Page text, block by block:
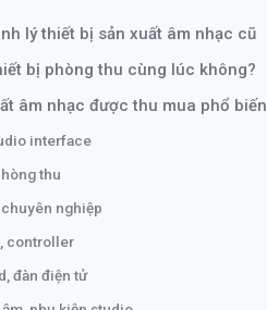
lý thiết bị sản xuất âm nhạc cũ
bị phòng thu cùng lúc không?
âm nhạc được thu mua phổ biến
interface
thu
nghiệp
controller
đàn điện tử